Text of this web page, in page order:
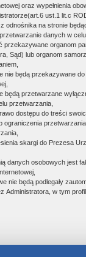
oraz wypełnienia
ust.1 lit.c
odnośnika na stronie
danych w
przekazywane organom
Sąd) lub organom
nie będą przekazywane
będą przetwarzane
przetwarzania,
dostępu do treści
ograniczenia
skargi do Prezesa
danych osobowych jest
nie będą podlegały
Administratora, w tym